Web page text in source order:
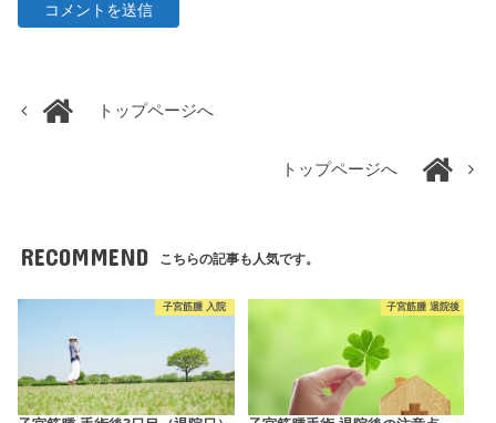
トップページへ
トップページへ
RECOMMEND こちらの記事も人気です。
子宮筋腫 入院 子宮筋腫 退院後